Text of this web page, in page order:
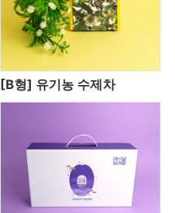
[B형] 유기농 수제차